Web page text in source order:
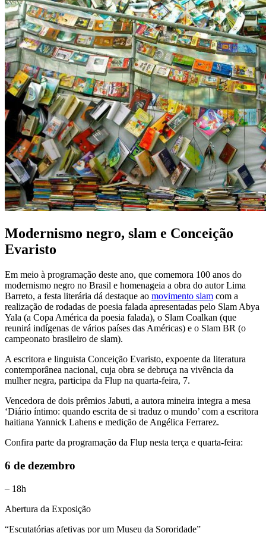
Modernismo negro, slam e Conceição
Evaristo
Em meio à programação deste ano, que comemora 100 anos do
modernismo negro no Brasil e homenageia a obra do autor Lima
Barreto, a festa literária dá destaque ao movimento slam com a
realização de rodadas de poesia falada apresentadas pelo Slam Abya
Yala (a Copa América da poesia falada), o Slam Coalkan (que
reunirá indígenas de vários países das Américas) e o Slam BR (o
campeonato brasileiro de slam).
A escritora e linguista Conceição Evaristo, expoente da literatura
contemporânea nacional, cuja obra se debruça na vivência da
mulher negra, participa da Flup na quarta-feira, 7.
Vencedora de dois prêmios Jabuti, a autora mineira integra a mesa
‘Diário íntimo: quando escrita de si traduz o mundo’ com a escritora
haitiana Yannick Lahens e medição de Angélica Ferrarez.
Confira parte da programação da Flup nesta terça e quarta-feira:
6 de dezembro
– 18h
Abertura da Exposição
“Escutatórias afetivas por um Museu da Sororidade”